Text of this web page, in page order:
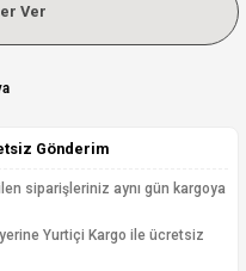
Ver
Gönderim
siparişleriniz aynı gün kargoya
Yurtiçi Kargo ile ücretsiz